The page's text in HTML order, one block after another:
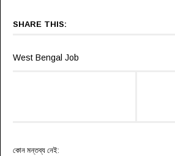
SHARE THIS:
West Bengal Job
কোন মন্তব্য নেই: